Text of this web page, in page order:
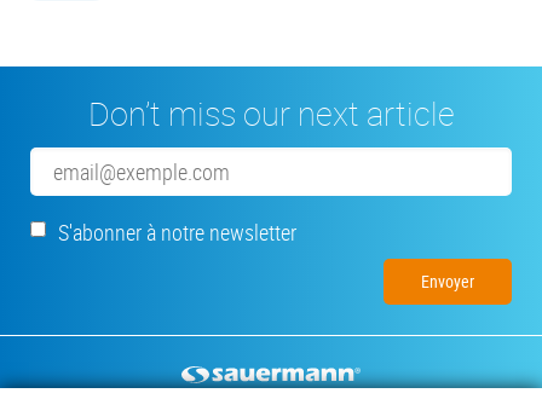
Don’t miss our next article
Email
S'abonner à notre newsletter